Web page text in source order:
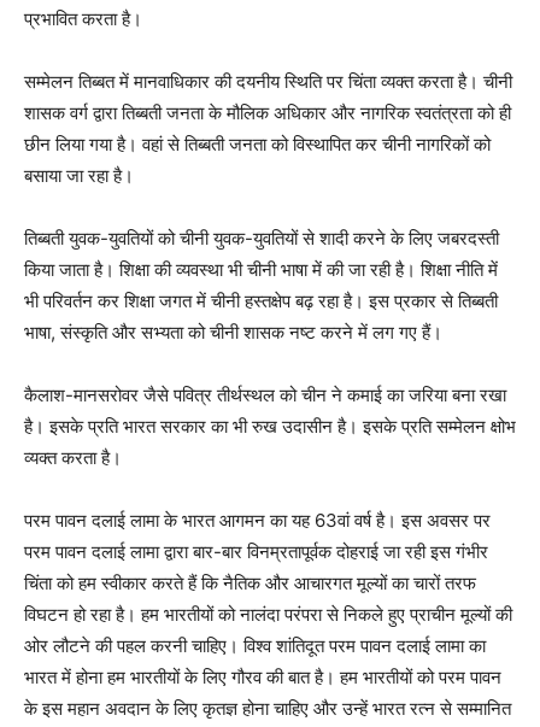
प्रभावित करता है।
सम्मेलन तिब्बत में मानवाधिकार की दयनीय स्थिति पर चिंता व्यक्त करता है। चीनी
शासक वर्ग द्वारा तिब्बती जनता के मौलिक अधिकार और नागरिक स्वतंत्रता को ही
छीन लिया गया है। वहां से तिब्बती जनता को विस्थापित कर चीनी नागरिकों को
बसाया जा रहा है।
तिब्बती युवक-युवतियों को चीनी युवक-युवतियों से शादी करने के लिए जबरदस्ती
किया जाता है। शिक्षा की व्यवस्था भी चीनी भाषा में की जा रही है। शिक्षा नीति में
भी परिवर्तन कर शिक्षा जगत में चीनी हस्तक्षेप बढ़ रहा है। इस प्रकार से तिब्बती
भाषा, संस्कृति और सभ्यता को चीनी शासक नष्ट करने में लग गए हैं।
कैलाश-मानसरोवर जैसे पवित्र तीर्थस्थल को चीन ने कमाई का जरिया बना रखा
है। इसके प्रति भारत सरकार का भी रुख उदासीन है। इसके प्रति सम्मेलन क्षोभ
व्यक्त करता है।
परम पावन दलाई लामा के भारत आगमन का यह 63वां वर्ष है। इस अवसर पर
परम पावन दलाई लामा द्वारा बार-बार विनम्रतापूर्वक दोहराई जा रही इस गंभीर
चिंता को हम स्वीकार करते हैं कि नैतिक और आचारगत मूल्यों का चारों तरफ
विघटन हो रहा है। हम भारतीयों को नालंदा परंपरा से निकले हुए प्राचीन मूल्यों की
ओर लौटने की पहल करनी चाहिए। विश्व शांतिदूत परम पावन दलाई लामा का
भारत में होना हम भारतीयों के लिए गौरव की बात है। हम भारतीयों को परम पावन
के इस महान अवदान के लिए कृतज्ञ होना चाहिए और उन्हें भारत रत्न से सम्मानित